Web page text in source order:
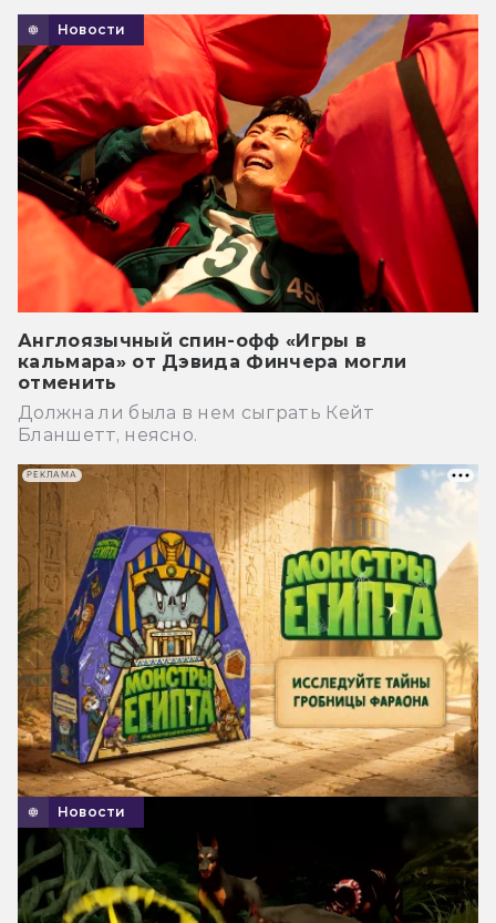
Новости
Англоязычный спин-офф «Игры в
кальмара» от Дэвида Финчера могли
отменить
Должна ли была в нем сыграть Кейт
Бланшетт, неясно.
Новости
РЕКЛАМА